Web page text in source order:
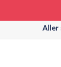
Aller